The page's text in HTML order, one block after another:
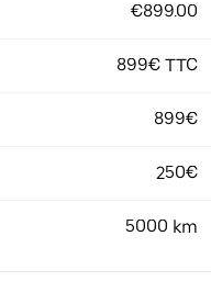
€899.00
899€ TTC
899€
250€
5000 km